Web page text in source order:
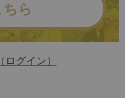
ら
グイン）